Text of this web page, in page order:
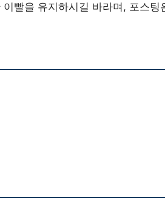
빨을 유지하시길 바라며, 포스팅